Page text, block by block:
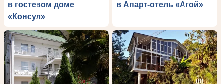
в гостевом доме
«Консул»
в Апарт-отель «Агой»